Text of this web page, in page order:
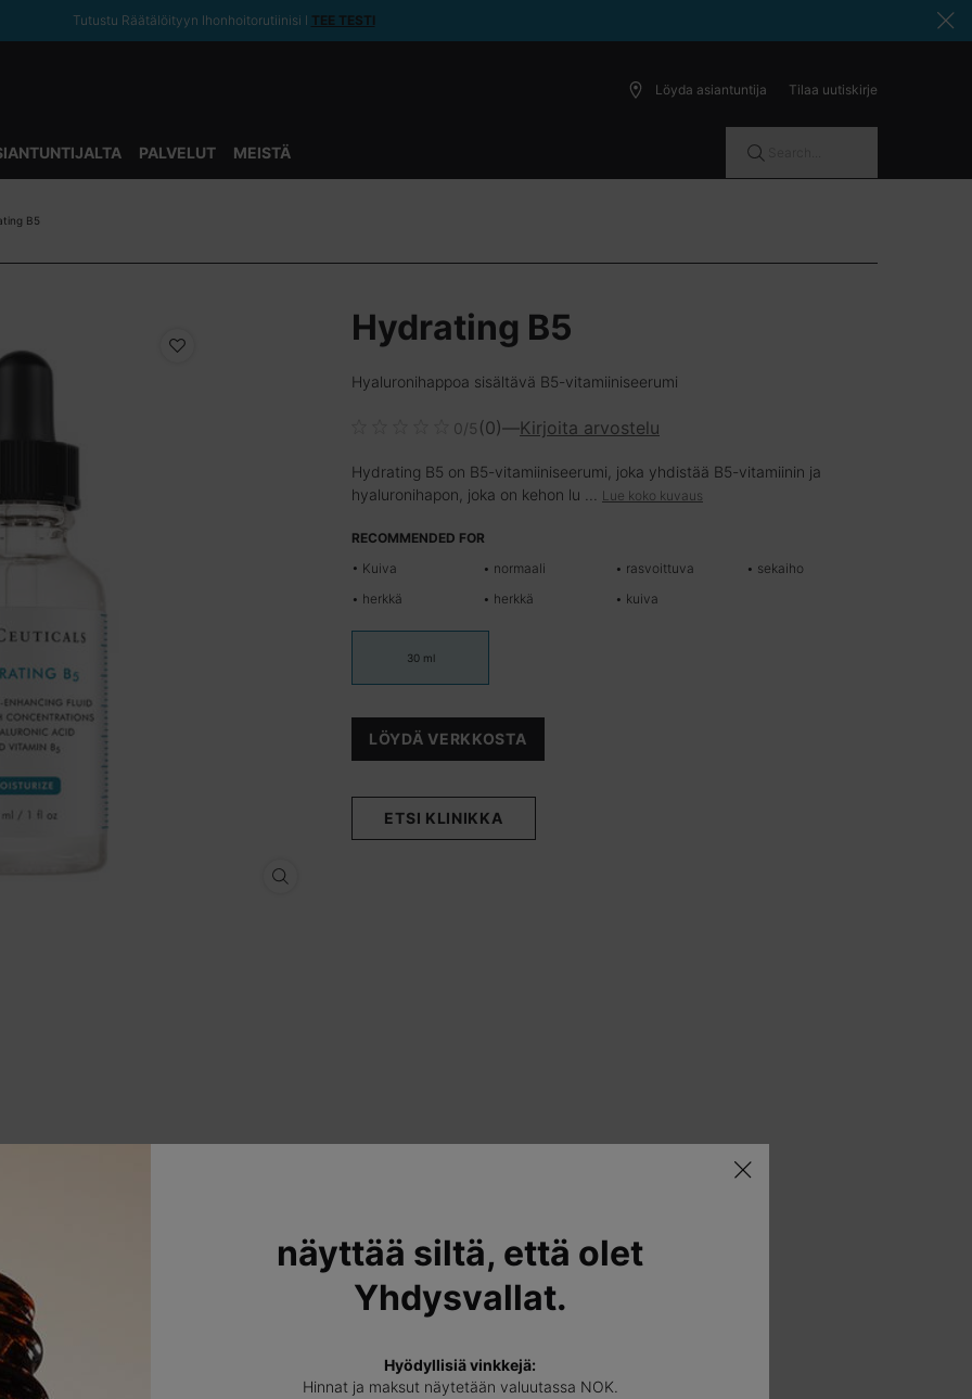
Tutustu Räätälöityyn Ihonhoitorutiinisi ǀ TEE TESTI
Löyda asiantuntija Tilaa uutiskirje
PALVELUT MEISTÄ
B5
Hydrating B5
Hyaluronihappoa sisältävä B5-vitamiiniseerumi
0/5 (0)—Kirjoita arvostelu
Hydrating B5 on B5-vitamiiniseerumi, joka yhdistää B5-vitamiinin ja
hyaluronihapon, joka on kehon lu ...
Lue koko kuvaus
Hydrating B5 - Zoom image
RECOMMENDED FOR
• Kuiva
• normaali • rasvoittuva
• sekaiho
• herkkä
• herkkä • kuiva
Selected
30 ml
, 1 of 1
LÖYDÄ VERKKOSTA
ETSI KLINIKKA
Jos tuotetta joutuu silmiin, huuhtele ne välittömästi runsaalla vedellä.
näyttää siltä, että olet
Yhdysvallat.
Hyödyllisiä vinkkejä:
Hinnat ja maksut näytetään valuutassa NOK.